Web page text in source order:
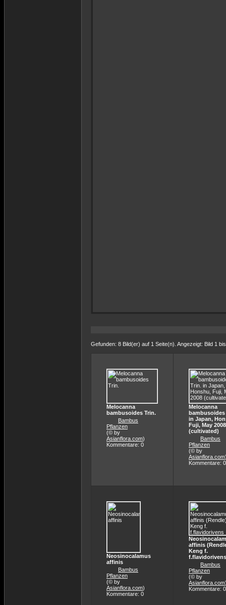
Gefunden: 8 Bild(er) auf 1 Seite(n). Angezeigt: Bild 1
Melocanna
bambusoides Trin.
Bambus
Pflanzen
(© by
Asianflora.com)
Kommentare: 0
Melocanna
bambusoides
in Japan,
Fuji, May 2008
(cultivated)
Bambus
Pflanzen
(© by
Asianflora.com
Kommentare: 0
Neosinocalamus
affinis
Bambus
Pflanzen
(© by
Asianflora.com)
Kommentare: 0
affinis
Keng f.
f.flavidorivens
Bambus
Pflanzen
(© by
Asianflora.com
Kommentare: 0